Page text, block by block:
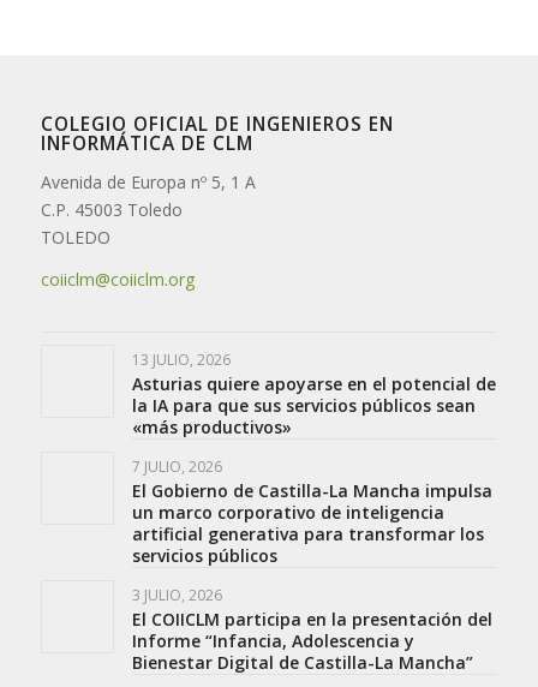
COLEGIO OFICIAL DE INGENIEROS EN
INFORMÁTICA DE CLM
Avenida de Europa nº 5, 1 A
C.P. 45003 Toledo
TOLEDO
coiiclm@coiiclm.org
13 JULIO, 2026
Asturias quiere apoyarse en el potencial de
la IA para que sus servicios públicos sean
«más productivos»
7 JULIO, 2026
El Gobierno de Castilla-La Mancha impulsa
un marco corporativo de inteligencia
artificial generativa para transformar los
servicios públicos
3 JULIO, 2026
El COIICLM participa en la presentación del
Informe “Infancia, Adolescencia y
Bienestar Digital de Castilla-La Mancha”